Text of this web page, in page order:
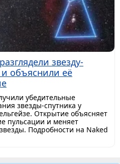
звезду-
и объяснили её
убедительные
звезды-спутника у
Открытие объясняет
пульсации и меняет
Подробности на Naked